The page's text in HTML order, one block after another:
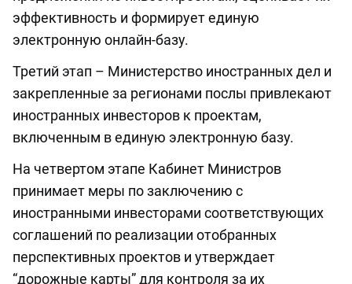
эффективность и формирует единую
электронную онлайн-базу.
Третий этап – Министерство иностранных дел и
закрепленные за регионами послы привлекают
иностранных инвесторов к проектам,
включенным в единую электронную базу.
На четвертом этапе Кабинет Министров
принимает меры по заключению с
иностранными инвесторами соответствующих
соглашений по реализации отобранных
перспективных проектов и утверждает
“дорожные карты” для контроля за их